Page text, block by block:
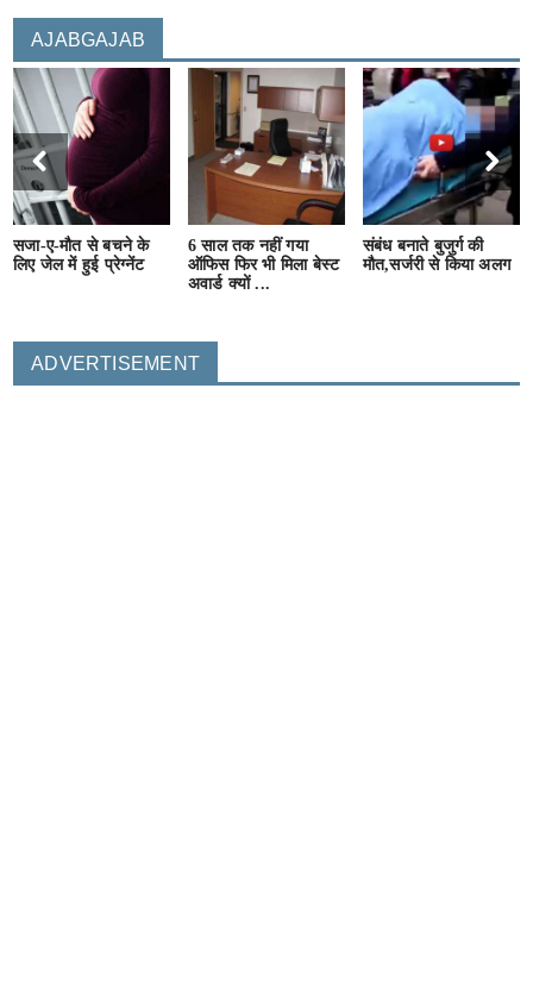
AJABGAJAB
सजा-ए-मौत से बचने के
लिए जेल में हुई प्रेग्नेंट
6 साल तक नहीं गया
ऑफिस फिर भी मिला बेस्ट
अवार्ड क्यों ...
संबंध बनाते बुजुर्ग की
मौत,सर्जरी से किया अलग
ADVERTISEMENT